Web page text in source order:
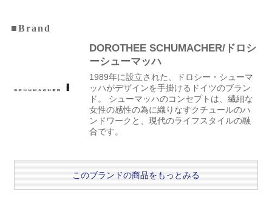
■Brand
DOROTHEE SCHUMACHER/ドロシ
ーシューマッハ
1989年に設立された、ドロシー・シューマ
ッハがデザインを手掛けるドイツのブラン
ド。 シューマッハのコンセプトは、繊細な
女性の感性の為に織りなすクチュールのハ
ンドワークと、現代のライフスタイルの融
合です。
このブランドの商品をもっとみる